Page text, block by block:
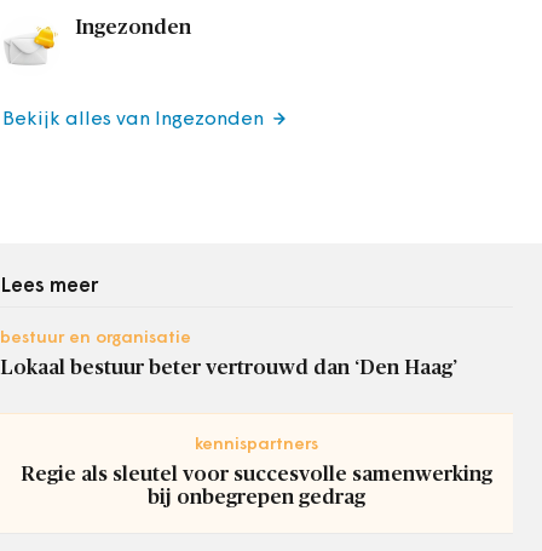
Ingezonden
Bekijk alles van Ingezonden
Lees meer
bestuur en organisatie
Lokaal bestuur beter vertrouwd dan ‘Den Haag’
kennispartners
Regie als sleutel voor succesvolle samenwerking
bij onbegrepen gedrag